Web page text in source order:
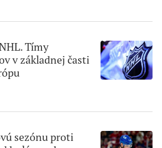
Tímy
v základnej časti
sezónu proti